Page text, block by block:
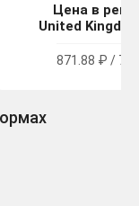
Цена в
United
871.88 ₽ /